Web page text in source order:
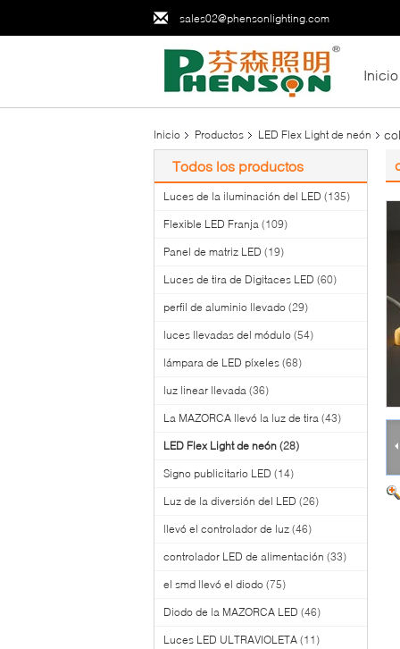
sales02@phensonlighting.com
Inicio
Inicio Productos LED Flex Light de neón
Todos los productos
Luces de la iluminación del LED (135)
Flexible LED Franja (109)
Panel de matriz LED (19)
Luces de tira de Digitaces LED (60)
perfil de aluminio llevado (29)
luces llevadas del módulo (54)
lámpara de LED píxeles (68)
luz linear llevada (36)
La MAZORCA llevó la luz de tira (43)
LED Flex Light de neón (28)
Signo publicitario LED (14)
Luz de la diversión del LED (26)
llevó el controlador de luz (46)
controlador LED de alimentación (33)
el smd llevó el diodo (75)
Diodo de la MAZORCA LED (46)
Luces LED ULTRAVIOLETA (11)